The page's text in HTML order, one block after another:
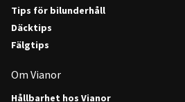
Tips för bilunderhåll
Däcktips
Fälgtips
Om Vianor
Hållbarhet hos Vianor